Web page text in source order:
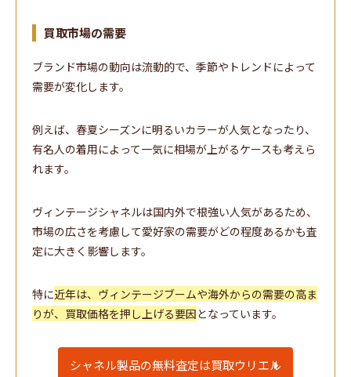
買取市場の需要
ブランド市場の動向は流動的で、季節やトレンドによって
需要が変化します。
例えば、春夏シーズンに明るいカラーが人気となったり、
有名人の着用によって一気に相場が上がるケースも考えら
れます。
ヴィンテージシャネルは国内外で根強い人気があるため、
市場の広さを考慮して愛好家の需要がどの程度あるかも査
定に大きく影響します。
特に近年は、ヴィンテージブームや海外からの需要の高ま
りが、買取価格を押し上げる要因となっています。
シャネル製品の無料査定は買取ウリエル